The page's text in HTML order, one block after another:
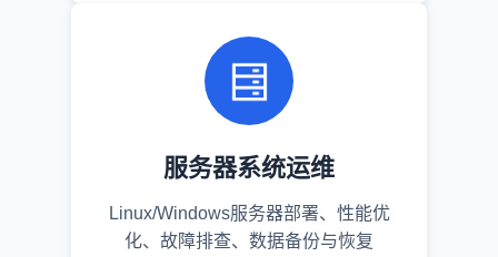
服务器系统运维
Linux/Windows服务器部署、性能优
化、故障排查、数据备份与恢复